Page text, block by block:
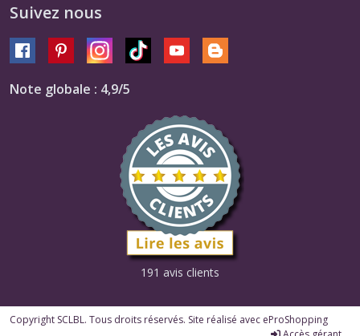
Suivez nous
Note globale : 4,9/5
191 avis clients
Copyright SCLBL. Tous droits réservés. Site réalisé avec eProShopping